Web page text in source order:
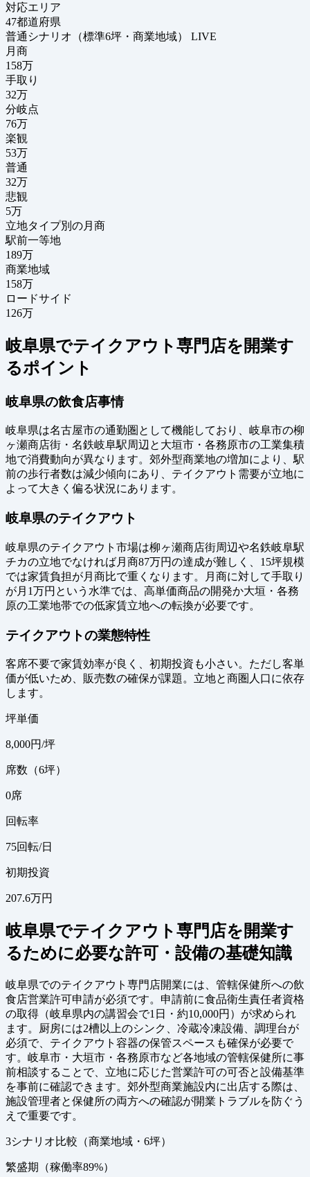
対応エリア
47都道府県
普通シナリオ（標準6坪・商業地域）
LIVE
月商
158万
手取り
32万
分岐点
76万
楽観
53万
普通
32万
悲観
5万
立地タイプ別の月商
駅前一等地
189万
商業地域
158万
ロードサイド
126万
岐阜県でテイクアウト専門店を開業す
るポイント
岐阜県の飲食店事情
岐阜県は名古屋市の通勤圏として機能しており、岐阜市の柳
ヶ瀬商店街・名鉄岐阜駅周辺と大垣市・各務原市の工業集積
地で消費動向が異なります。郊外型商業地の増加により、駅
前の歩行者数は減少傾向にあり、テイクアウト需要が立地に
よって大きく偏る状況にあります。
岐阜県のテイクアウト
岐阜県のテイクアウト市場は柳ヶ瀬商店街周辺や名鉄岐阜駅
チカの立地でなければ月商87万円の達成が難しく、15坪規模
では家賃負担が月商比で重くなります。月商に対して手取り
が月1万円という水準では、高単価商品の開発か大垣・各務
原の工業地帯での低家賃立地への転換が必要です。
テイクアウトの業態特性
客席不要で家賃効率が良く、初期投資も小さい。ただし客単
価が低いため、販売数の確保が課題。立地と商圏人口に依存
します。
坪単価
8,000円/坪
席数（6坪）
0席
回転率
75回転/日
初期投資
207.6万円
岐阜県でテイクアウト専門店を開業す
るために必要な許可・設備の基礎知識
岐阜県でのテイクアウト専門店開業には、管轄保健所への飲
食店営業許可申請が必須です。申請前に食品衛生責任者資格
の取得（岐阜県内の講習会で1日・約10,000円）が求められ
ます。厨房には2槽以上のシンク、冷蔵冷凍設備、調理台が
必須で、テイクアウト容器の保管スペースも確保が必要で
す。岐阜市・大垣市・各務原市など各地域の管轄保健所に事
前相談することで、立地に応じた営業許可の可否と設備基準
を事前に確認できます。郊外型商業施設内に出店する際は、
施設管理者と保健所の両方への確認が開業トラブルを防ぐう
えで重要です。
3シナリオ比較（商業地域・6坪）
繁盛期（稼働率89%）